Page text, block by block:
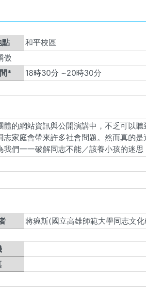
點
和平校區
傲
* 18時30 分 ~20時30分
的網站資訊與公開演講中，不乏可以
家庭會帶來許多社會問題。然而真的
們一一破解同志不能／該養小孩的迷思
蔣琬斯(國立高雄師範大學同志文